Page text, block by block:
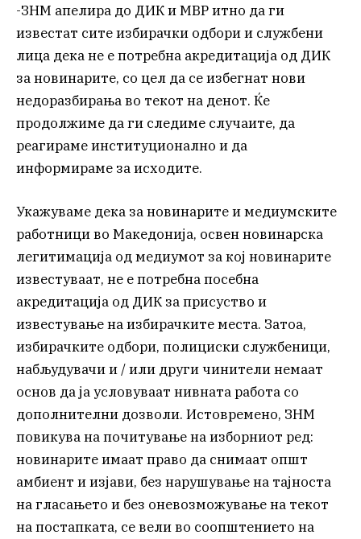
-ЗНМ апелира до ДИК и МВР итно да ги
известат сите избирачки одбори и службени
лица дека не е потребна акредитација од ДИК
за новинарите, со цел да се избегнат нови
недоразбирања во текот на денот. Ќе
продолжиме да ги следиме случаите, да
реагираме институционално и да
информираме за исходите.
Укажуваме дека за новинарите и медиумските
работници во Македонија, освен новинарска
легитимација од медиумот за кој новинарите
известуваат, не е потребна посебна
акредитација од ДИК за присуство и
известување на избирачките места. Затоа,
избирачките одбори, полициски службеници,
набљудувачи и / или други чинители немаат
основ да ја условуваат нивната работа со
дополнителни дозволи. Истовремено, ЗНМ
повикува на почитување на изборниот ред:
новинарите имаат право да снимаат општ
амбиент и изјави, без нарушување на тајноста
на гласањето и без оневозможување на текот
на постапката, се вели во соопштението на